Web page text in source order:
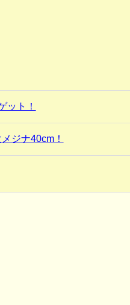
ット！
ジナ40cm！